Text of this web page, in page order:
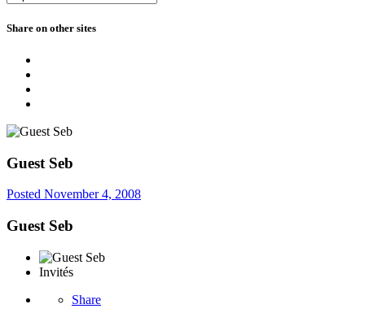
Share on other sites
Guest Seb
Posted November 4, 2008
Guest Seb
Invités
Share